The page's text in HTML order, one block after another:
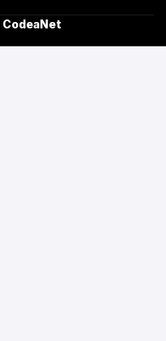
CodeaNet